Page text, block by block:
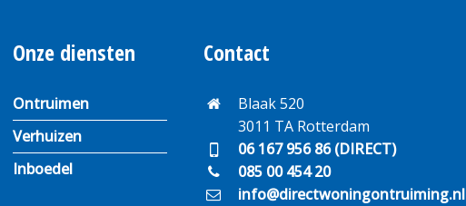
Onze diensten
Ontruimen
Verhuizen
Inboedel
Contact
Blaak 520
3011 TA Rotterdam
06 167 956 86 (DIRECT)
085 00 454 20
info@directwoningontruiming.nl